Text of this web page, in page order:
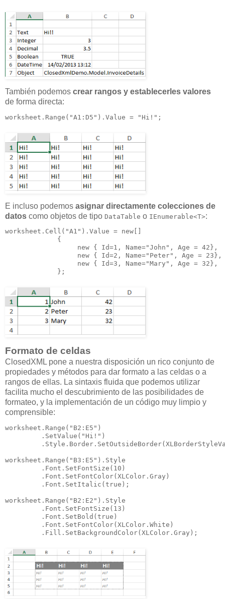
También podemos crear rangos y establecerles valores
de forma directa:
worksheet.Range("A1:D5").Value = "Hi!";
E incluso podemos asignar directamente colecciones de
datos como objetos de tipo DataTable o IEnumerable<T>:
worksheet.Cell("A1").Value = new[]
             {
                  new { Id=1, Name="John", Age = 42},
                  new { Id=2, Name="Peter", Age = 23},
                  new { Id=3, Name="Mary", Age = 32},
             };
Formato de celdas
ClosedXML pone a nuestra disposición un rico conjunto de
propiedades y métodos para dar formato a las celdas o a
rangos de ellas. La sintaxis fluida que podemos utilizar
facilita mucho el descubrimiento de las posibilidades de
formateo, y la implementación de un código muy limpio y
comprensible:
worksheet.Range("B2:E5")
         .SetValue("Hi!")
worksheet.Range("B3:E5").Style
         .Font.SetFontSize(10)
         .Font.SetFontColor(XLColor.Gray)
         .Font.SetItalic(true);
worksheet.Range("B2:E2").Style
         .Font.SetFontSize(13)
         .Font.SetBold(true)
         .Font.SetFontColor(XLColor.White)
         .Fill.SetBackgroundColor(XLColor.Gray);